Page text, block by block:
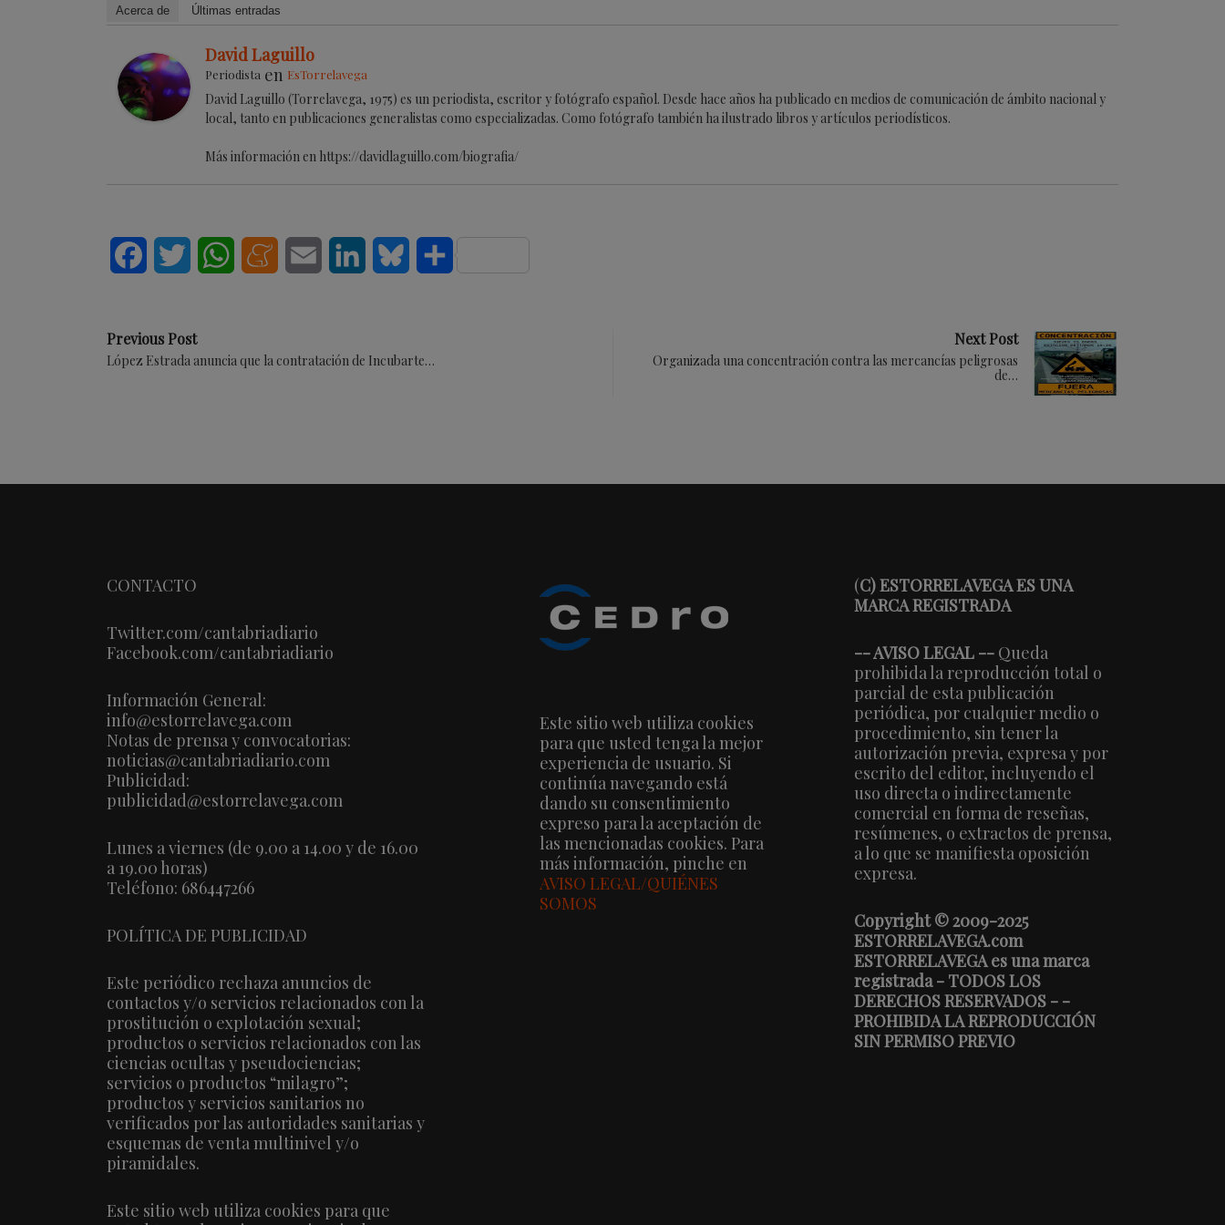
Acerca de Últimas entradas
David Laguillo
Periodista en EsTorrelavega
David Laguillo (Torrelavega, 1975) es un periodista, escritor y fotógrafo español. Desde hace años ha publicado en medios de comunicación de ámbito nacional y
local, tanto en publicaciones generalistas como especializadas. Como fotógrafo también ha ilustrado libros y artículos periodísticos.
Más información en https://davidlaguillo.com/biografia/
FacebookTwitter WhatsAppMeneameEmail LinkedInBlueskyCompartir
Previous Post
López Estrada anuncia que la contratación de Incubarte…
Next Post
Organizada una concentración contra las mercancías peligrosas
de…
CONTACTO
Twitter.com/cantabriadiario
Facebook.com/cantabriadiario
Información General:
info@estorrelavega.com
Notas de prensa y convocatorias:
noticias@cantabriadiario.com
Publicidad:
publicidad@estorrelavega.com
Lunes a viernes (de 9.00 a 14.00 y de 16.00
a 19.00 horas)
Teléfono: 686447266
POLÍTICA DE PUBLICIDAD
Este periódico rechaza anuncios de
contactos y/o servicios relacionados con la
prostitución o explotación sexual;
productos o servicios relacionados con las
ciencias ocultas y pseudociencias;
servicios o productos “milagro”;
productos y servicios sanitarios no
verificados por las autoridades sanitarias y
esquemas de venta multinivel y/o
piramidales.
Este sitio web utiliza cookies para que
Este sitio web utiliza cookies
para que usted tenga la mejor
experiencia de usuario. Si
continúa navegando está
dando su consentimiento
expreso para la aceptación de
las mencionadas cookies. Para
más información, pinche en
AVISO LEGAL/QUIÉNES
SOMOS
(C) ESTORRELAVEGA ES UNA
MARCA REGISTRADA
-- AVISO LEGAL -- Queda
prohibida la reproducción total o
parcial de esta publicación
periódica, por cualquier medio o
procedimiento, sin tener la
autorización previa, expresa y por
escrito del editor, incluyendo el
uso directa o indirectamente
comercial en forma de reseñas,
resúmenes, o extractos de prensa,
a lo que se manifiesta oposición
expresa.
Copyright © 2009-2025
ESTORRELAVEGA.com
ESTORRELAVEGA es una marca
registrada - TODOS LOS
DERECHOS RESERVADOS - -
PROHIBIDA LA REPRODUCCIÓN
SIN PERMISO PREVIO